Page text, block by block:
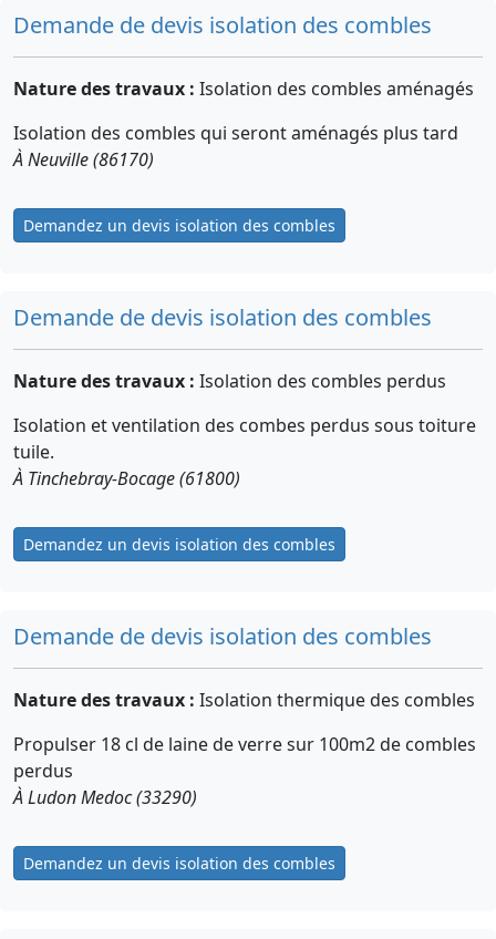
Demande de devis isolation des combles
Nature des travaux : Isolation des combles aménagés
Isolation des combles qui seront aménagés plus tard
À Neuville (86170)
Demandez un devis isolation des combles
Demande de devis isolation des combles
Nature des travaux : Isolation des combles perdus
Isolation et ventilation des combes perdus sous toiture
tuile.
À Tinchebray-Bocage (61800)
Demandez un devis isolation des combles
Demande de devis isolation des combles
Nature des travaux : Isolation thermique des combles
Propulser 18 cl de laine de verre sur 100m2 de combles
perdus
À Ludon Medoc (33290)
Demandez un devis isolation des combles